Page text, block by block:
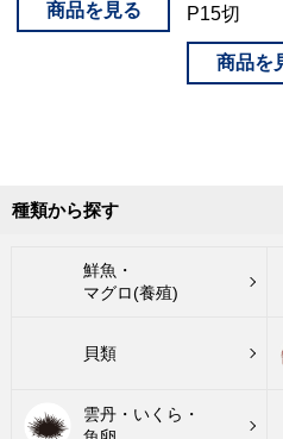
P15切
種類から探す
鮮魚・
マグロ(養殖)
貝類
雲丹・いくら・